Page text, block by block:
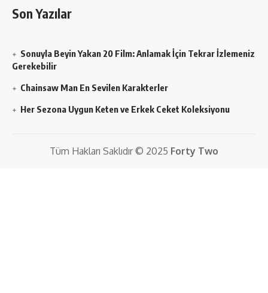
Son Yazılar
Sonuyla Beyin Yakan 20 Film: Anlamak İçin Tekrar İzlemeniz
Gerekebilir
Chainsaw Man En Sevilen Karakterler
Her Sezona Uygun Keten ve Erkek Ceket Koleksiyonu
Tüm Hakları Saklıdır © 2025 Forty Two